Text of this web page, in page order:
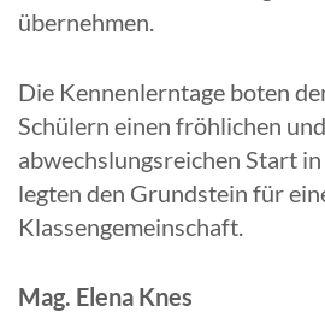
übernehmen.
Die Kennenlerntage boten
Schülern einen fröhlichen und
abwechslungsreichen Start
legten den Grundstein für
Klassengemeinschaft.
Mag. Elena Knes